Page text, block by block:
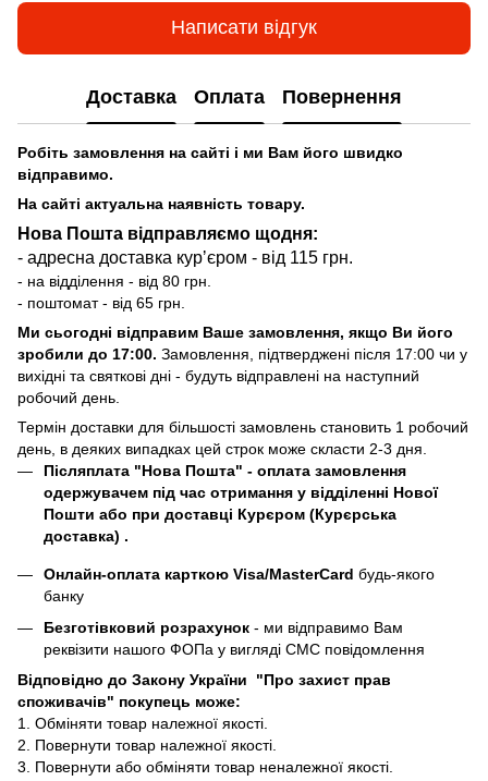
Написати відгук
Доставка Оплата Повернення
Робіть замовлення на сайті і ми Вам його швидко
відправимо.
На сайті актуальна наявність товару.
Нова Пошта відправляємо щодня:
- адресна доставка курʼєром - від 115 грн.
- на відділення - від 80 грн.
- поштомат - від 65 грн.
Ми сьогодні відправим Ваше замовлення, якщо Ви його
зробили до 17:00. Замовлення, підтверджені після 17:00 чи у
вихідні та святкові дні - будуть відправлені на наступний
робочий день.
Термін доставки для більшості замовлень становить 1 робочий
день, в деяких випадках цей строк може скласти 2-3 дня.
Післяплата "Нова Пошта" - оплата замовлення
одержувачем під час отримання у відділенні Нової
Пошти або при доставці Курєром (Курєрська
доставка) .
Онлайн-оплата карткою Visa/MasterCard будь-якого
банку
Безготівковий розрахунок - ми відправимо Вам
реквізити нашого ФОПа у вигляді СМС повідомлення
Відповідно до Закону України "Про захист прав
споживачів" покупець може:
1. Обміняти товар належної якості.
2. Повернути товар належної якості.
3. Повернути або обміняти товар неналежної якості.